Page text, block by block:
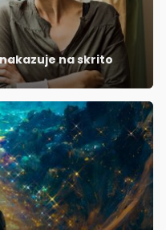
na skrito